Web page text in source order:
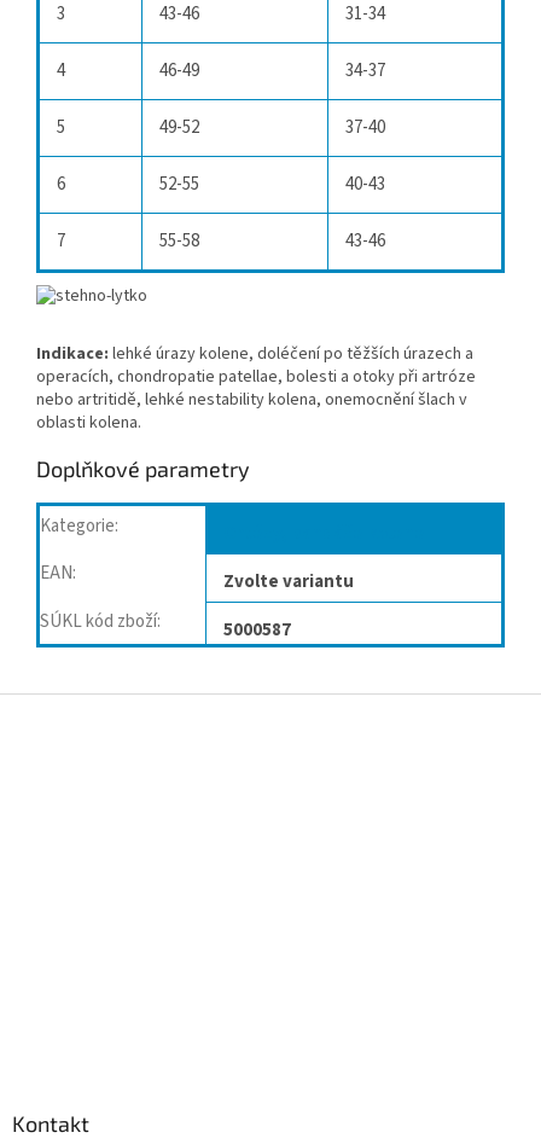
3 43-46 31-34
4 46-49 34-37
5 49-52 37-40
6 52-55 40-43
7 55-58 43-46
Indikace: lehké úrazy kolene, doléčení po těžších úrazech a
operacích, chondropatie patellae, bolesti a otoky při artróze
nebo artritidě, lehké nestability kolena, onemocnění šlach v
oblasti kolena.
Doplňkové parametry
Kategorie:
EAN:
Zvolte variantu
SÚKL kód zboží: 5000587
Kontakt